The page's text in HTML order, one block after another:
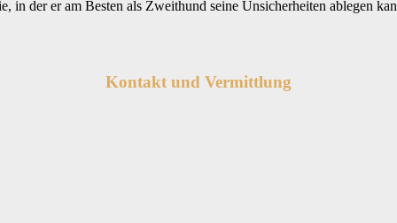
der er am Besten als Zweithund seine Unsicherheiten ablegen
Kontakt und Vermittlung